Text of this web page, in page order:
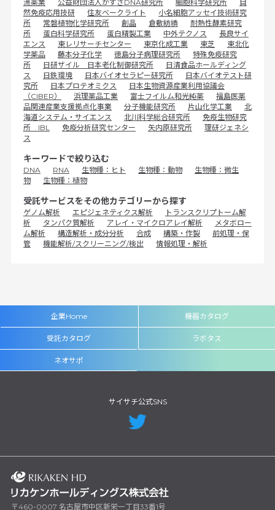
洲薬業
公益財団法人かずさDNA研究所 細胞科学研究所
自
然免疫応用技研
住友ベークライト
小名細胞アッセイ技術研究
所
常磐植物化学研究所 創晶 倉敷紡績
耐熱性酵素研究
所
蛋白科学研究所 蛋白精製工業 中外テクノス
長良サイ
エンス
東レリサーチセンター 東京化成工業 東芝
東北化
学薬品
藤本分子化学 徳島分子病理研究所
特殊免疫研究
所
日研ザイル 日本老化制御研究所
日清食品ホールディング
ス
日鉄環境 日本バイオセラピー研究所
日本バイオテスト研
究所
日本プロテオミクス
日本生物資源産業利用協議会
（CIBER）
浜理薬品工業 富士フイルム和光純薬
福島医薬
品関連産業支援拠点化事業
分子機能研究所 片山化学工業
北
海道システム・サイエンス
北川科学総合研究所
免疫生物研究
所 IBL
免疫分析研究センター 矢内原研究所
理研ジェネシ
ス
キーワードで絞り込む
DNA RNA 生物種：ヒト 生物種：動物
生物種：微生
物
生物種：植物
受託サービスをその他カテゴリーから探す
ゲノム解析 エピジェネティクス解析
トランスクリプトーム解
析
タンパク質解析 アレイ・マイクロアレイ解析
メタボロー
ム解析
構造解析・成分分析 合成 構築・作製
前処理・保
管
機能解析/スクリーニング/検出 情報処理・解析
企業Home 機器カタログ
受託カタログ ラボタス
ネオサポ
サイサチ公式SNS
〒460-0007 名古屋市中区新栄一丁目33番1号